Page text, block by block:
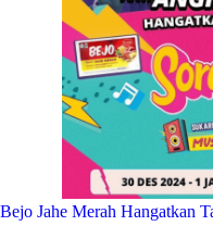
Bejo Jahe Merah Hangatkan